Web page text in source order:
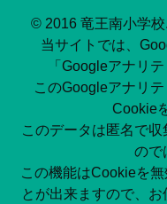
© 2016 竜王南小学
当サイトでは、
「Googleアナリ
このGoogleアナリ
Cookie
このデータは匿名で
ので
この機能はCookieを
とが出来ますので、